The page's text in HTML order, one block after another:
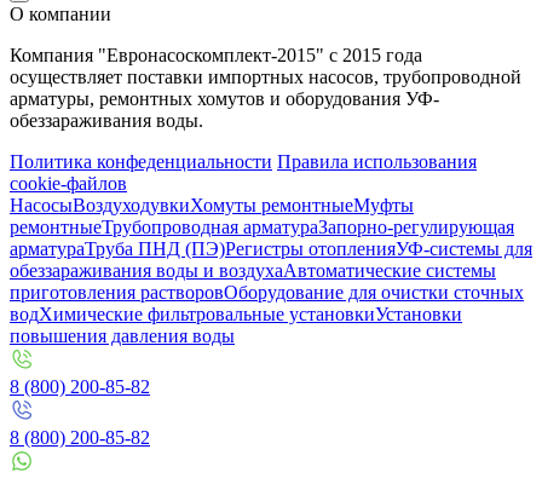
О компании
Компания "Евронасоскомплект-2015" с 2015 года
осуществляет поставки импортных насосов, трубопроводной
арматуры, ремонтных хомутов и оборудования УФ-
обеззараживания воды.
Политика конфеденциальности Правила использования
cookie-файлов
НасосыВоздуходувкиХомуты ремонтныеМуфты
ремонтныеТрубопроводная арматураЗапорно-регулирующая
арматураТруба ПНД (ПЭ)Регистры отопленияУФ-системы для
обеззараживания воды и воздухаАвтоматические системы
приготовления растворовОборудование для очистки сточных
водХимические фильтровальные установкиУстановки
повышения давления воды
8 (800) 200-85-82
8 (800) 200-85-82